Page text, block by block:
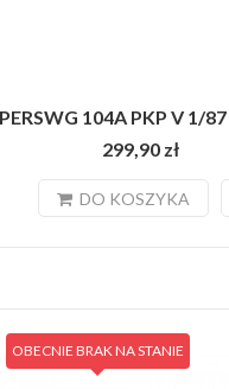
PERSWG 104A PKP V 1/
299,90 zł
DO KOSZYKA
OBECNIE BRAK NA STANIE